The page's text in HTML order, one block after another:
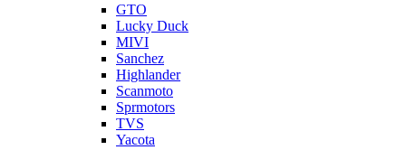
GTO
Lucky Duck
MIVI
Sanchez
Highlander
Scanmoto
Sprmotors
TVS
Yacota